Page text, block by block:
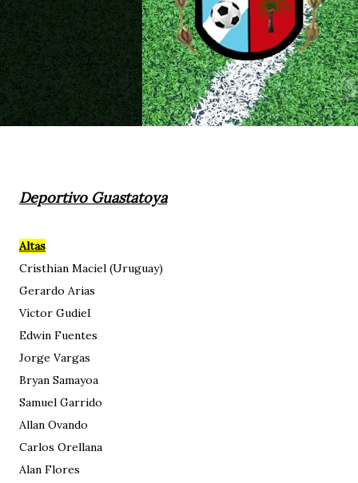
Deportivo Guastatoya
Altas
Cristhian Maciel (Uruguay)
Gerardo Arias
Víctor Gudiel
Edwin Fuentes
Jorge Vargas
Bryan Samayoa
Samuel Garrido
Allan Ovando
Carlos Orellana
Alan Flores